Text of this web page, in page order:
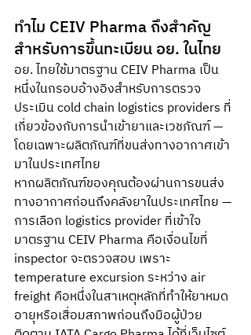
ทำไม CEIV Pharma ถึงสำคัญ
สำหรับการขึ้นทะเบียน อย. ในไทย
อย. ไทยใช้มาตรฐาน CEIV Pharma เป็น
หนึ่งในกรอบอ้างอิงสำหรับการตรวจ
ประเมิน cold chain logistics providers ที่
เกี่ยวข้องกับการนำเข้ายาและเวชภัณฑ์ —
โดยเฉพาะผลิตภัณฑ์ที่ขนส่งทางอากาศเข้า
มาในประเทศไทย
หากผลิตภัณฑ์ของคุณต้องผ่านการขนส่ง
ทางอากาศก่อนถึงคลังยาในประเทศไทย —
การเลือก logistics provider ที่เข้าใจ
มาตรฐาน CEIV Pharma คือเงื่อนไขที่
inspector จะตรวจสอบ เพราะ
temperature excursion ระหว่าง air
freight คือหนึ่งในสาเหตุหลักที่ทำให้ยาหมด
อายุหรือเสื่อมสภาพก่อนถึงมือผู้ป่วย